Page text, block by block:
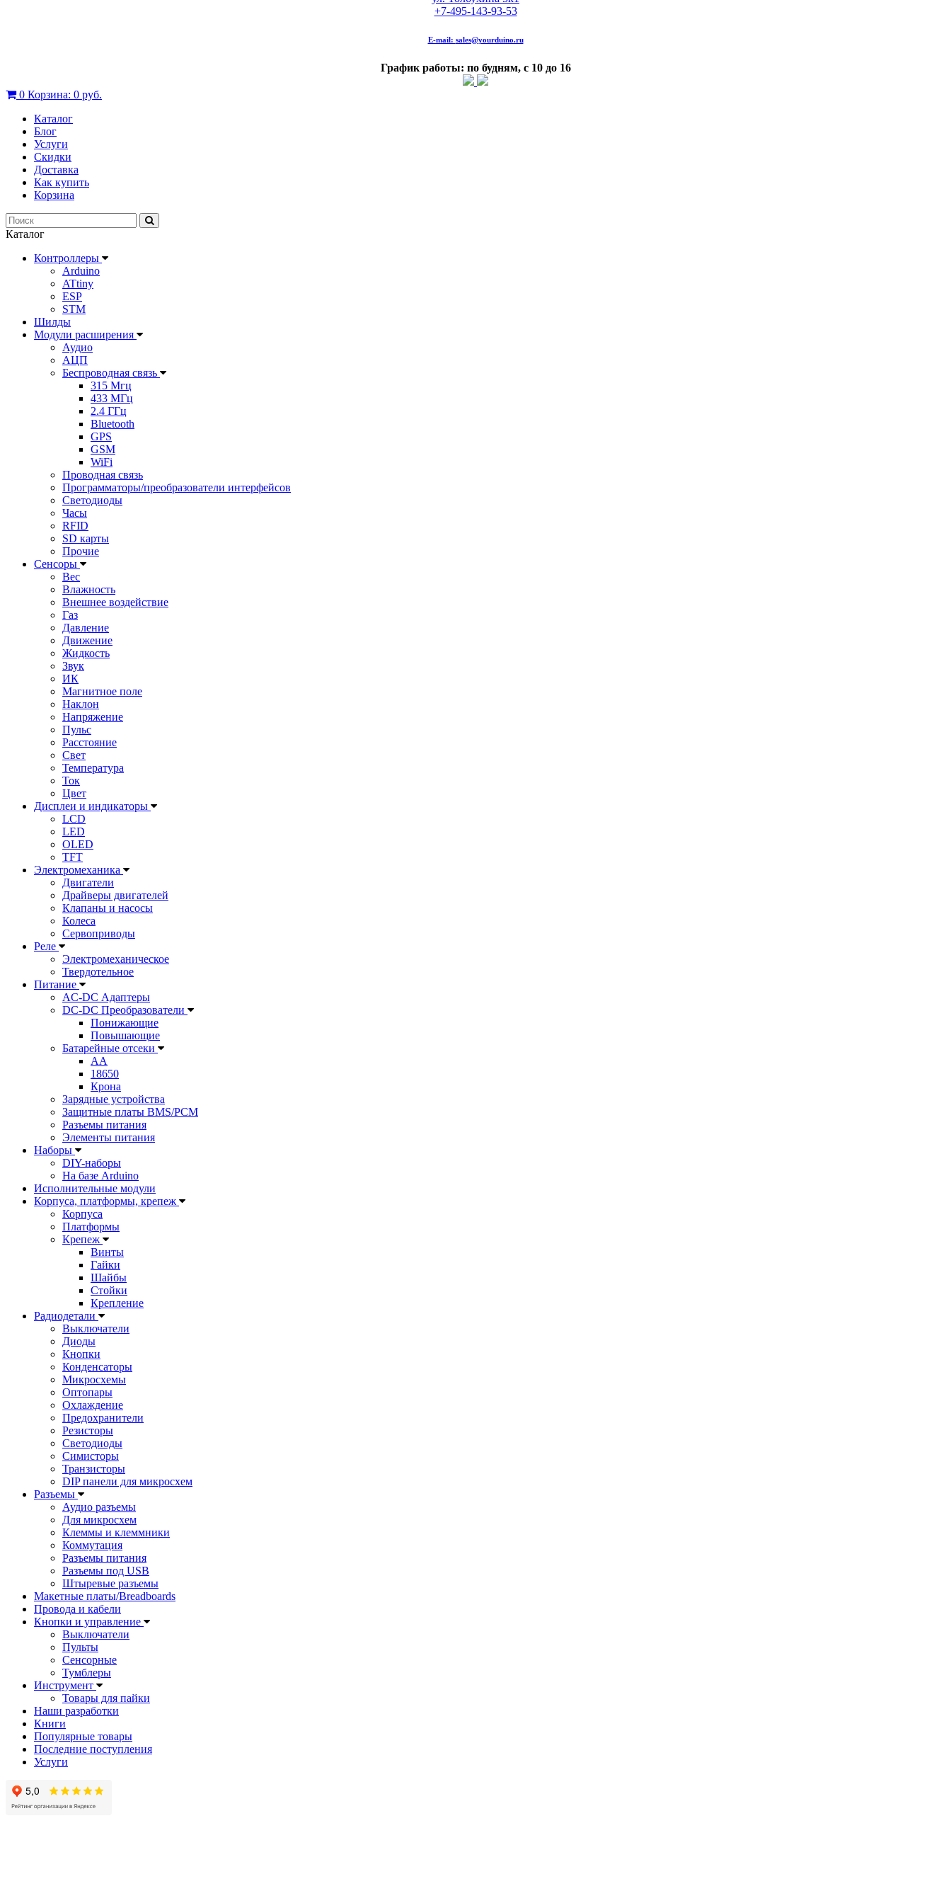
+7-495-143-93-53
E-mail: sales@yourduino.ru
График работы: по будням, с 10 до 16
0 Корзина: 0 руб.
Каталог
Блог
Услуги
Скидки
Доставка
Как купить
Корзина
Каталог
Контроллеры
Arduino
ATtiny
ESP
STM
Шилды
Модули расширения
Аудио
АЦП
Беспроводная связь
315 Мгц
433 МГц
2.4 ГГц
Bluetooth
GPS
GSM
WiFi
Проводная связь
Программаторы/преобразователи интерфейсов
Светодиоды
Часы
RFID
SD карты
Прочие
Сенсоры
Вес
Влажность
Внешнее воздействие
Газ
Давление
Движение
Жидкость
Звук
ИК
Магнитное поле
Наклон
Напряжение
Пульс
Расстояние
Свет
Температура
Ток
Цвет
Дисплеи и индикаторы
LCD
LED
OLED
TFT
Электромеханика
Двигатели
Драйверы двигателей
Клапаны и насосы
Колеса
Сервоприводы
Реле
Электромеханическое
Твердотельное
Питание
AC-DC Адаптеры
DC-DC Преобразователи
Понижающие
Повышающие
Батарейные отсеки
AA
18650
Крона
Зарядные устройства
Защитные платы BMS/PCM
Разъемы питания
Элементы питания
Наборы
DIY-наборы
На базе Arduino
Исполнительные модули
Корпуса, платформы, крепеж
Корпуса
Платформы
Крепеж
Винты
Гайки
Шайбы
Стойки
Крепление
Радиодетали
Выключатели
Диоды
Кнопки
Конденсаторы
Микросхемы
Оптопары
Охлаждение
Предохранители
Резисторы
Светодиоды
Симисторы
Транзисторы
DIP панели для микросхем
Разъемы
Аудио разъемы
Для микросхем
Клеммы и клеммники
Коммутация
Разъемы питания
Разъемы под USB
Штыревые разъемы
Макетные платы/Breadboards
Провода и кабели
Кнопки и управление
Выключатели
Пульты
Сенсорные
Тумблеры
Инструмент
Товары для пайки
Наши разработки
Книги
Популярные товары
Последние поступления
Услуги